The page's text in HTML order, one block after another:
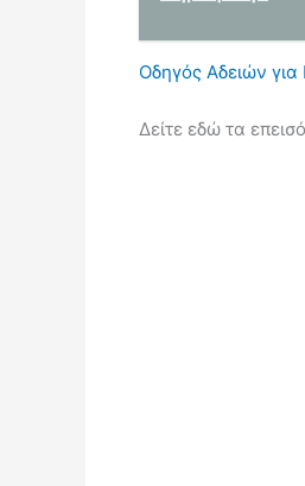
Οδηγός Αδειών
Δείτε εδώ τα